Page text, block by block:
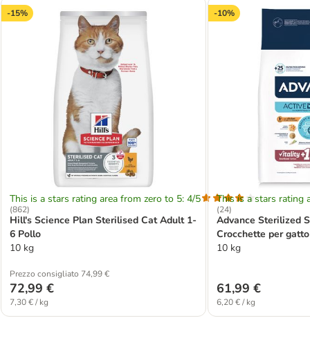
-15%
This is a stars rating area from zero to 5: 4/5
(862)
Hill's Science Plan Sterilised Cat Adult 1-
6 Pollo
10 kg
Prezzo consigliato 74,99 €
72,99 €
7,30 € / kg
-10%
This is a stars rating
(24)
Advance Sterilized
Crocchette per gatto
10 kg
61,99 €
6,20 € / kg